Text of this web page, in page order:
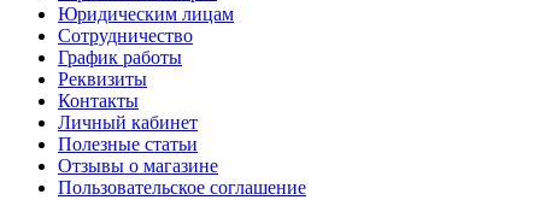
Юридическим лицам
Сотрудничество
График работы
Реквизиты
Контакты
Личный кабинет
Полезные статьи
Отзывы о магазине
Пользовательское соглашение